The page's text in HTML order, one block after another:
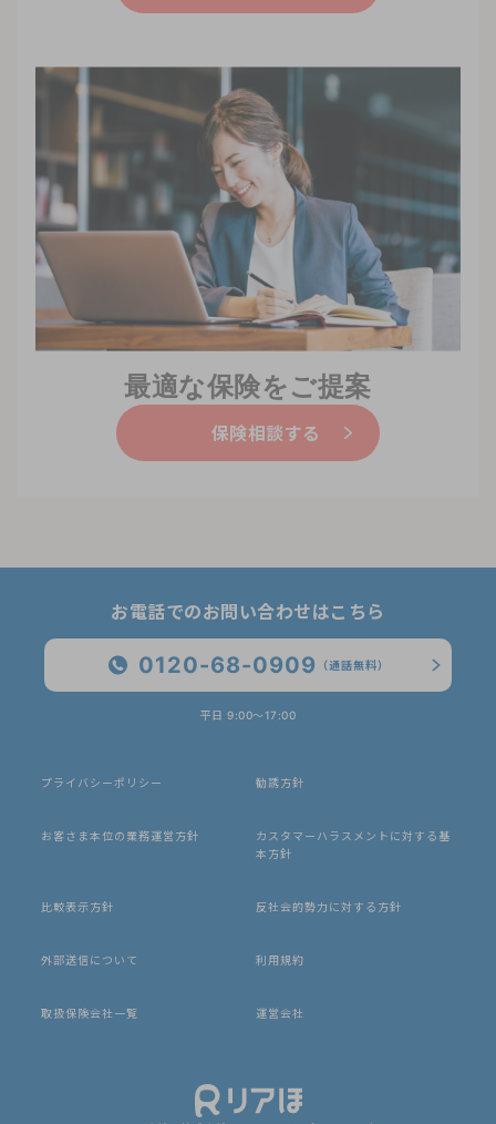
最適な保険をご提案
保険相談する
お電話でのお問い合わせはこちら
0120-68-0909 （通話無料）
平日 9:00〜17:00
プライバシーポリシー 勧誘方針
お客さま本位の業務運営方針
カスタマーハラスメントに対する基
本方針
比較表示方針 反社会的勢力に対する方針
外部送信について 利用規約
取扱保険会社一覧 運営会社